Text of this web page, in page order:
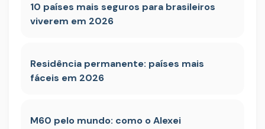
10 países mais seguros para brasileiros
viverem em 2026
Residência permanente: países mais
fáceis em 2026
M60 pelo mundo: como o Alexei